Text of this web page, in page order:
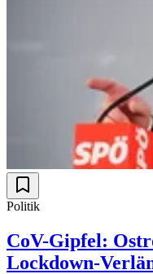
Politik
CoV-Gipfel:
Lockdown-